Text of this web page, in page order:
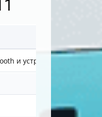
и устройства»